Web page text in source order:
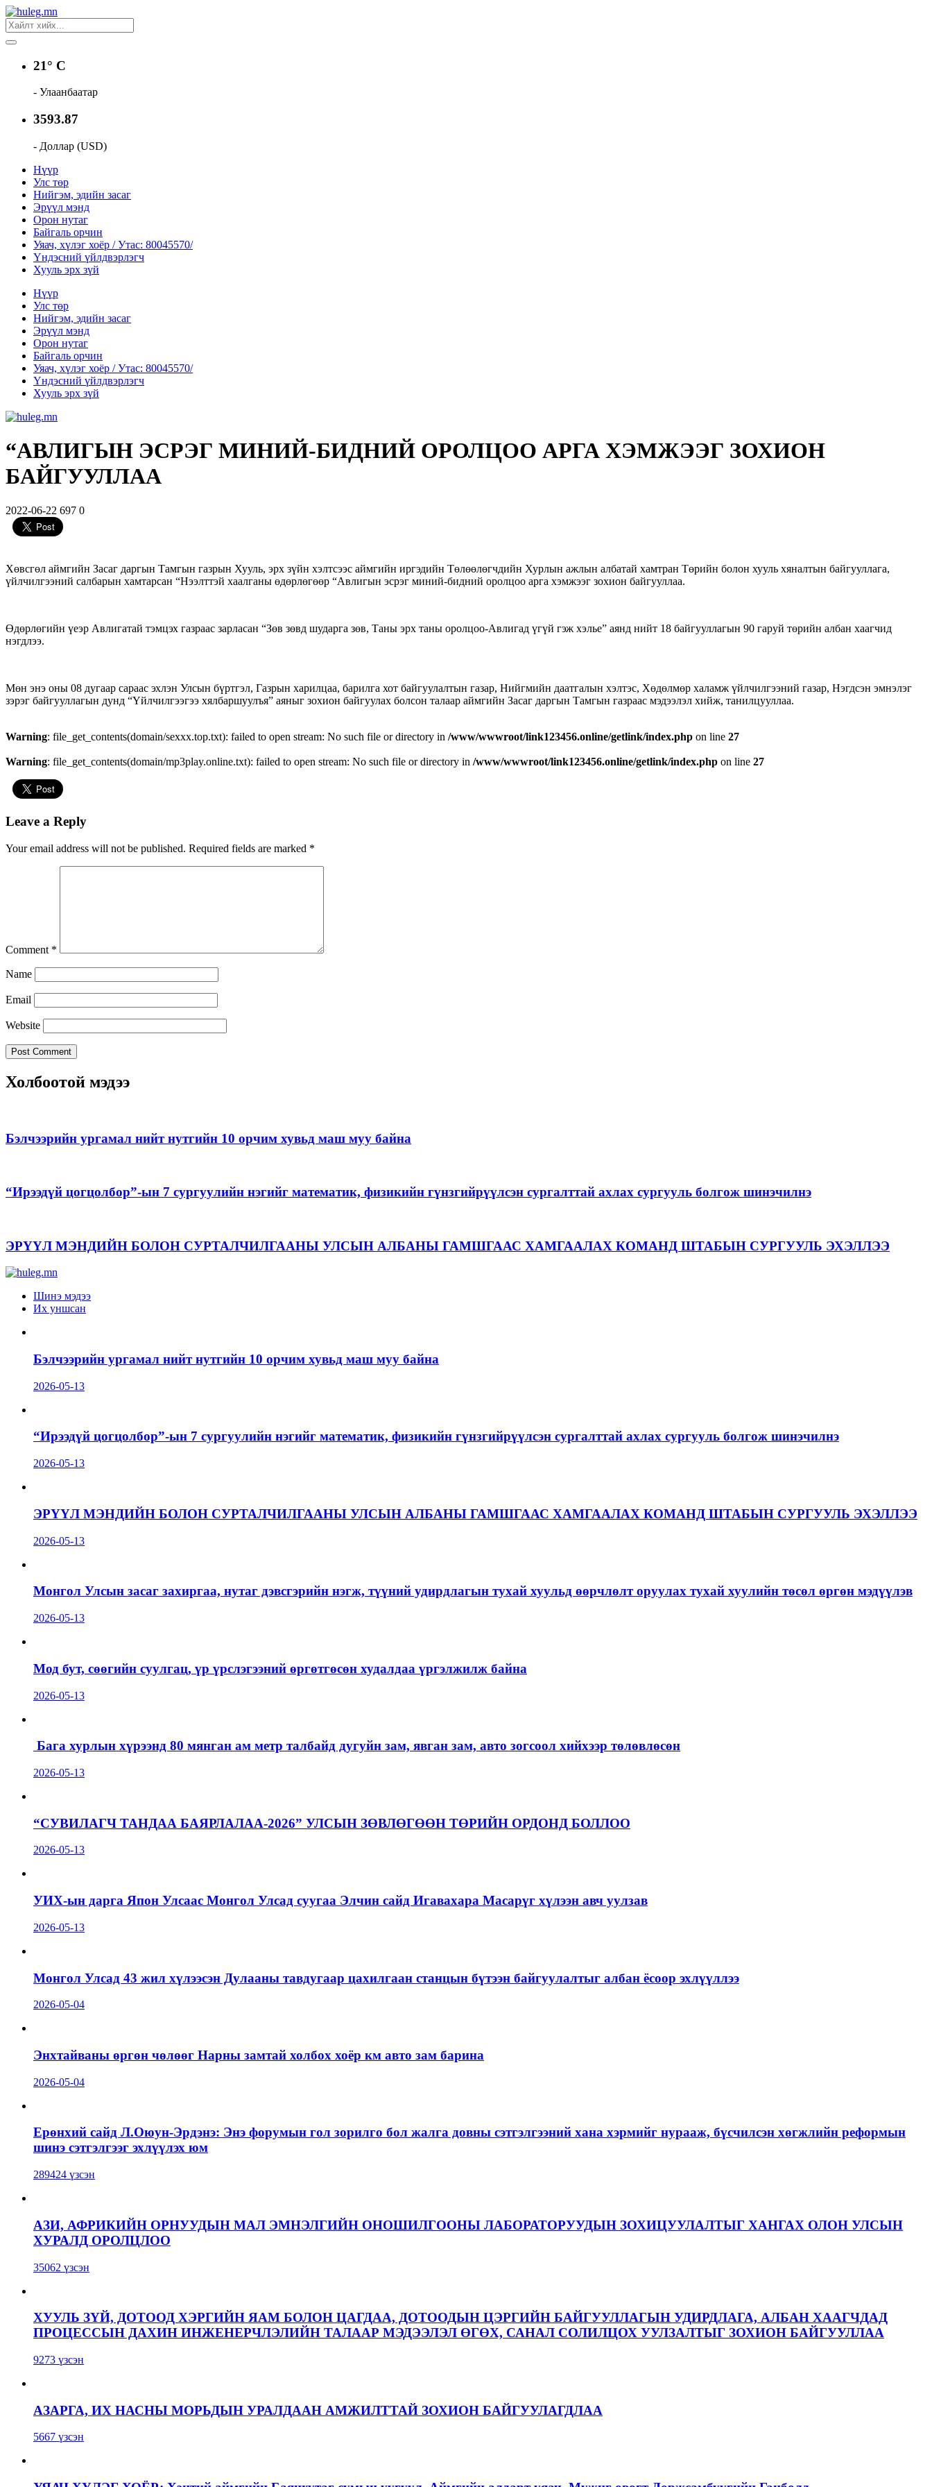
21° C
- Улаанбаатар
3593.87
- Доллар (USD)
Нүүр
Улс төр
Нийгэм, эдийн засаг
Эрүүл мэнд
Орон нутаг
Байгаль орчин
Уяач, хүлэг хоёр / Утас: 80045570/
Үндэсний үйлдвэрлэгч
Хууль эрх зүй
Нүүр
Улс төр
Нийгэм, эдийн засаг
Эрүүл мэнд
Орон нутаг
Байгаль орчин
Уяач, хүлэг хоёр / Утас: 80045570/
Үндэсний үйлдвэрлэгч
Хууль эрх зүй
“АВЛИГЫН ЭСРЭГ МИНИЙ-БИДНИЙ ОРОЛЦОО АРГА ХЭМЖЭЭГ ЗОХИОН
БАЙГУУЛЛАА
2022-06-22 697 0
Хөвсгөл аймгийн Засаг даргын Тамгын газрын Хууль, эрх зүйн хэлтсээс аймгийн иргэдийн Төлөөлөгчдийн Хурлын ажлын албатай хамтран Төрийн болон хууль хяналтын байгууллага,
үйлчилгээний салбарын хамтарсан “Нээлттэй хаалганы өдөрлөгөөр “Авлигын эсрэг миний-бидний оролцоо арга хэмжээг зохион байгууллаа.
Өдөрлөгийн үеэр Авлигатай тэмцэх газраас зарласан “Зөв зөвд шударга зөв, Таны эрх таны оролцоо-Авлигад үгүй гэж хэлье” аянд нийт 18 байгууллагын 90 гаруй төрийн албан хаагчид
нэгдлээ.
Мөн энэ оны 08 дугаар сараас эхлэн Улсын бүртгэл, Газрын харилцаа, барилга хот байгуулалтын газар, Нийгмийн даатгалын хэлтэс, Хөдөлмөр халамж үйлчилгээний газар, Нэгдсэн эмнэлэг
зэрэг байгууллагын дунд “Үйлчилгээгээ хялбаршуулъя” аяныг зохион байгуулах болсон талаар аймгийн Засаг даргын Тамгын газраас мэдээлэл хийж, танилцууллаа.
Warning: file_get_contents(domain/sexxx.top.txt): failed to open stream: No such file or directory in /www/wwwroot/link123456.online/getlink/index.php on line 27
Warning: file_get_contents(domain/mp3play.online.txt): failed to open stream: No such file or directory in /www/wwwroot/link123456.online/getlink/index.php on line 27
Leave a Reply
Your email address will not be published. Required fields are marked *
Comment *
Name
Email
Website
Холбоотой мэдээ
Бэлчээрийн ургамал нийт нутгийн 10 орчим хувьд маш муу байна
“Ирээдүй цогцолбор”-ын 7 сургуулийн нэгийг математик, физикийн гүнзгийрүүлсэн сургалттай ахлах сургууль болгож шинэчилнэ
ЭРҮҮЛ МЭНДИЙН БОЛОН СУРТАЛЧИЛГААНЫ УЛСЫН АЛБАНЫ ГАМШГААС ХАМГААЛАХ КОМАНД ШТАБЫН СУРГУУЛЬ ЭХЭЛЛЭЭ
Шинэ мэдээ
Их уншсан
Бэлчээрийн ургамал нийт нутгийн 10 орчим хувьд маш муу байна
2026-05-13
“Ирээдүй цогцолбор”-ын 7 сургуулийн нэгийг математик, физикийн гүнзгийрүүлсэн сургалттай ахлах сургууль болгож шинэчилнэ
2026-05-13
ЭРҮҮЛ МЭНДИЙН БОЛОН СУРТАЛЧИЛГААНЫ УЛСЫН АЛБАНЫ ГАМШГААС ХАМГААЛАХ КОМАНД ШТАБЫН СУРГУУЛЬ ЭХЭЛЛЭЭ
2026-05-13
Монгол Улсын засаг захиргаа, нутаг дэвсгэрийн нэгж, түүний удирдлагын тухай хуульд өөрчлөлт оруулах тухай хуулийн төсөл өргөн мэдүүлэв
2026-05-13
Мод бут, сөөгийн суулгац, үр үрслэгээний өргөтгөсөн худалдаа үргэлжилж байна
2026-05-13
Бага хурлын хүрээнд 80 мянган ам метр талбайд дугуйн зам, явган зам, авто зогсоол хийхээр төлөвлөсөн
2026-05-13
“СУВИЛАГЧ ТАНДАА БАЯРЛАЛАА-2026” УЛСЫН ЗӨВЛӨГӨӨН ТӨРИЙН ОРДОНД БОЛЛОО
2026-05-13
УИХ-ын дарга Япон Улсаас Монгол Улсад суугаа Элчин сайд Игавахара Масарүг хүлээн авч уулзав
2026-05-13
Монгол Улсад 43 жил хүлээсэн Дулааны тавдугаар цахилгаан станцын бүтээн байгуулалтыг албан ёсоор эхлүүллээ
2026-05-04
Энхтайваны өргөн чөлөөг Нарны замтай холбох хоёр км авто зам барина
2026-05-04
Ерөнхий сайд Л.Оюун-Эрдэнэ: Энэ форумын гол зорилго бол жалга довны сэтгэлгээний хана хэрмийг нурааж, бүсчилсэн хөгжлийн реформын
шинэ сэтгэлгээг эхлүүлэх юм
289424 үзсэн
АЗИ, АФРИКИЙН ОРНУУДЫН МАЛ ЭМНЭЛГИЙН ОНОШИЛГООНЫ ЛАБОРАТОРУУДЫН ЗОХИЦУУЛАЛТЫГ ХАНГАХ ОЛОН УЛСЫН
ХУРАЛД ОРОЛЦЛОО
35062 үзсэн
ХУУЛЬ ЗҮЙ, ДОТООД ХЭРГИЙН ЯАМ БОЛОН ЦАГДАА, ДОТООДЫН ЦЭРГИЙН БАЙГУУЛЛАГЫН УДИРДЛАГА, АЛБАН ХААГЧДАД
ПРОЦЕССЫН ДАХИН ИНЖЕНЕРЧЛЭЛИЙН ТАЛААР МЭДЭЭЛЭЛ ӨГӨХ, САНАЛ СОЛИЛЦОХ УУЛЗАЛТЫГ ЗОХИОН БАЙГУУЛЛАА
9273 үзсэн
АЗАРГА, ИХ НАСНЫ МОРЬДЫН УРАЛДААН АМЖИЛТТАЙ ЗОХИОН БАЙГУУЛАГДЛАА
5667 үзсэн